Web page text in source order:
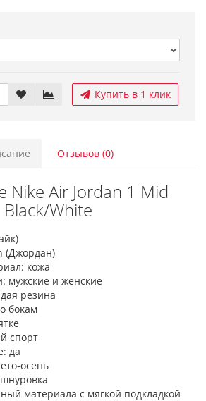
Купить в 1 клик
Отзывов (0)
Nike Air Jordan 1 Mid
Black/White
(Джордан)
кожа
мужские и женские
резина
бокам
спорт
да
осень
материала с мягкой подкладкой